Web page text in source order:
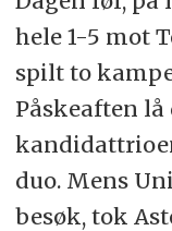
hele 1-5 mot
spilt to
Påskeaften
duo. Mens
besøk, tok